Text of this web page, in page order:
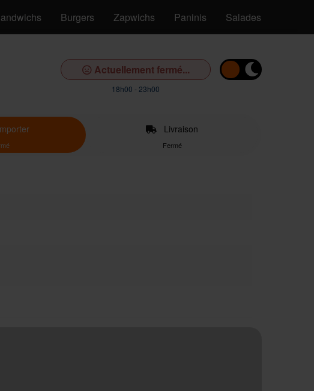
Burgers Zapwichs Paninis Salades
Actuellement fermé...
18h00 - 23h00
Livraison
Fermé